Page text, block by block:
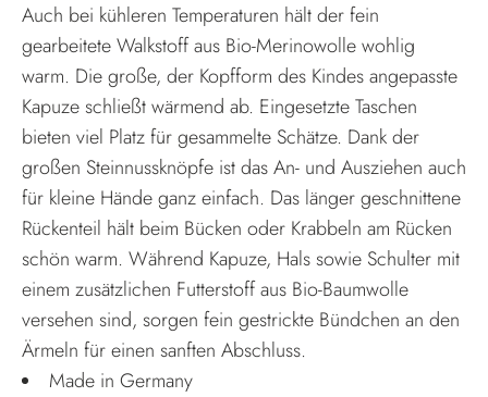
Auch bei kühleren Temperaturen hält der fein
gearbeitete Walkstoff aus Bio-Merinowolle wohlig
warm. Die große, der Kopfform des Kindes angepasste
Kapuze schließt wärmend ab. Eingesetzte Taschen
bieten viel Platz für gesammelte Schätze. Dank der
großen Steinnussknöpfe ist das An- und Ausziehen auch
für kleine Hände ganz einfach. Das länger geschnittene
Rückenteil hält beim Bücken oder Krabbeln am Rücken
schön warm. Während Kapuze, Hals sowie Schulter mit
einem zusätzlichen Futterstoff aus Bio-Baumwolle
versehen sind, sorgen fein gestrickte Bündchen an den
Ärmeln für einen sanften Abschluss.
Made in Germany